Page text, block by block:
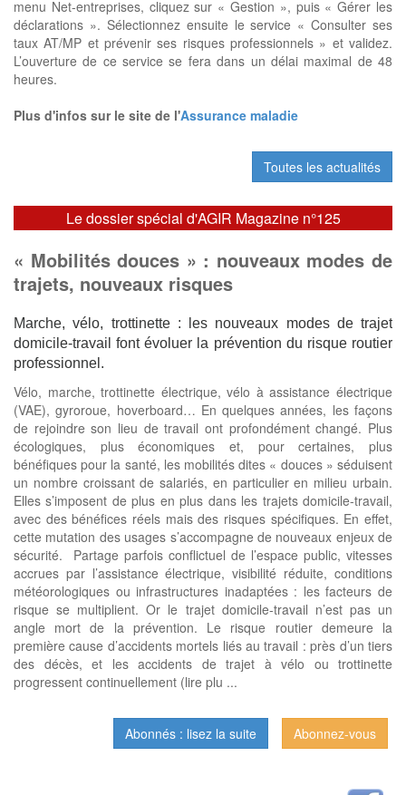
menu Net-entreprises, cliquez sur « Gestion », puis « Gérer les
déclarations ». Sélectionnez ensuite le service « Consulter ses
taux AT/MP et prévenir ses risques professionnels » et validez.
L’ouverture de ce service se fera dans un délai maximal de 48
heures.
Plus d'infos sur le site de l'Assurance maladie
Toutes les actualités
Le dossier spécial d'AGIR Magazine n°125
« Mobilités douces » : nouveaux modes de
trajets, nouveaux risques
Marche, vélo, trottinette : les nouveaux modes de trajet
domicile-travail font évoluer la prévention du risque routier
professionnel.
Vélo, marche, trottinette électrique, vélo à assistance électrique
(VAE), gyroroue, hoverboard… En quelques années, les façons
de rejoindre son lieu de travail ont profondément changé. Plus
écologiques, plus économiques et, pour certaines, plus
bénéfiques pour la santé, les mobilités dites « douces » séduisent
un nombre croissant de salariés, en particulier en milieu urbain.
Elles s’imposent de plus en plus dans les trajets domicile-travail,
avec des bénéfices réels mais des risques spécifiques. En effet,
cette mutation des usages s’accompagne de nouveaux enjeux de
sécurité. Partage parfois conflictuel de l’espace public, vitesses
accrues par l’assistance électrique, visibilité réduite, conditions
météorologiques ou infrastructures inadaptées : les facteurs de
risque se multiplient. Or le trajet domicile-travail n’est pas un
angle mort de la prévention. Le risque routier demeure la
première cause d’accidents mortels liés au travail : près d’un tiers
des décès, et les accidents de trajet à vélo ou trottinette
progressent continuellement (lire plu ...
Abonnez-vous
Abonnés : lisez la suite